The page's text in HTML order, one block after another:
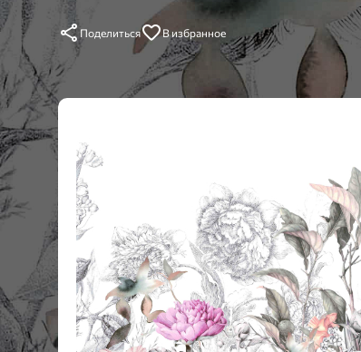
Поделиться В избранное